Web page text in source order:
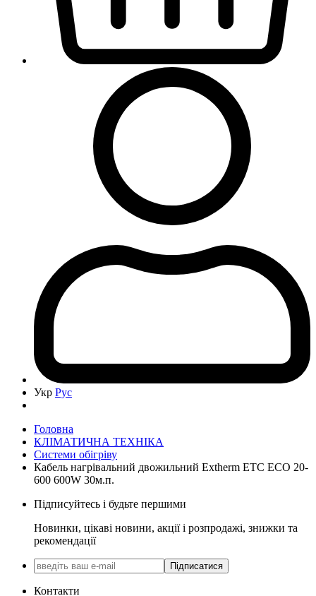
Укр Рус
Головна
КЛІМАТИЧНА ТЕХНІКА
Системи обігріву
Кабель нагрівальний двожильний Extherm ETC ECO 20-
600 600W 30м.п.
Підписуйтесь і будьте першими
Новинки, цікаві новини, акції і розпродажі, знижки та
рекомендації
Підписатися
Контакти